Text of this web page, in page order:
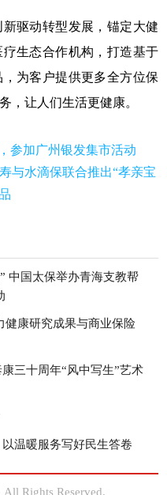
驱动转型发展，锚定大健
生态合作机构，打造基于
为客户提供更多全方位保
，让人们生活更健康。
参加广州银发集市活动
与水滴保联合推出“孝亲宝
中国太保举办青海支教帮
健康研究成果与商业保险
三十周年“风中写生”艺术
温暖服务写好民生答卷
Rights Reserved.